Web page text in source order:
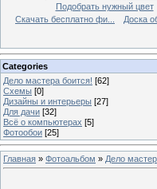
Подобрать нужный цвет
Скачать бесплатно фи...
Доска
Categories
Дело мастера боится! [62]
Схемы [0]
Дизайны и интерьеры [27]
Для дачи [32]
Всё о компьютерах [5]
Фотообои [25]
Главная » Фотоальбом » Дело